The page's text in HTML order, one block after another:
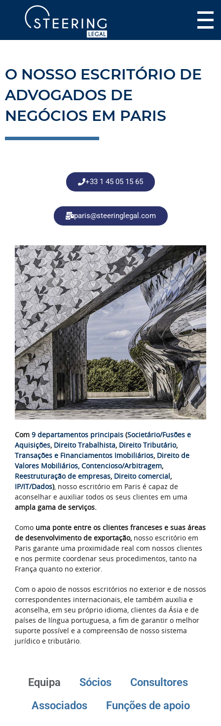
O NOSSO ESCRITÓRIO DE
ADVOGADOS DE
NEGÓCIOS EM PARIS
+33 1 45 05 15 65
paris@steeringlegal.com
Com 9 departamentos principais (Societário/Fusões e
Aquisições, Direito Trabalhista, Direito Tributário,
Transações e Financiamentos Imobiliários, Direito de
Valores Mobiliários, Contencioso/Arbitragem,
Reestruturação de empresas, Direito comercial,
IP/IT/Dados), nosso escritório em Paris é capaz de
aconselhar e auxiliar todos os seus clientes em uma
ampla gama de serviços.
Como uma ponte entre os clientes franceses e suas áreas
de desenvolvimento de exportação, nosso escritório em
Paris garante uma proximidade real com nossos clientes
e nos permite coordenar seus procedimentos, tanto na
França quanto no exterior.
Com o apoio de nossos escritórios no exterior e de nossos
correspondentes internacionais, ele também auxilia e
aconselha, em seu próprio idioma, clientes da Ásia e de
países de língua portuguesa, a fim de garantir o melhor
suporte possível e a compreensão de nosso sistema
jurídico e tributário.
Equipa Sócios
Consultores
Associados
Funções de apoio